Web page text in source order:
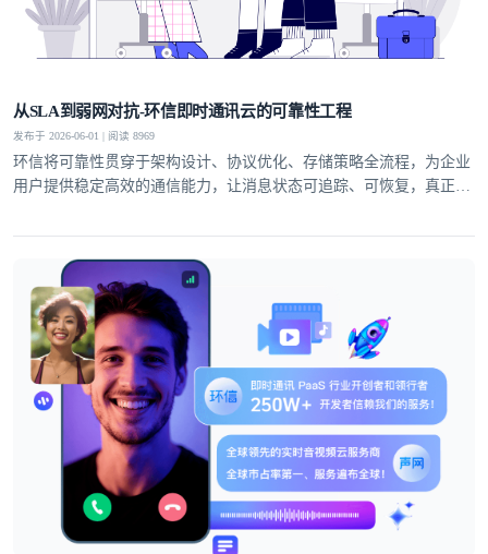
从SLA到弱网对抗-环信即时通讯云的可靠性工程
发布于 2026-06-01 | 阅读 8969
环信将可靠性贯穿于架构设计、协议优化、存储策略全流程，为企业
用户提供稳定高效的通信能力，让消息状态可追踪、可恢复，真正实
我已阅读并同意 通讯云服务条款和 通讯云隐私政策
提交
不了，谢谢
登录客服云